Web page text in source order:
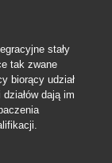
stały
tak zwane
biorący udział
dają im